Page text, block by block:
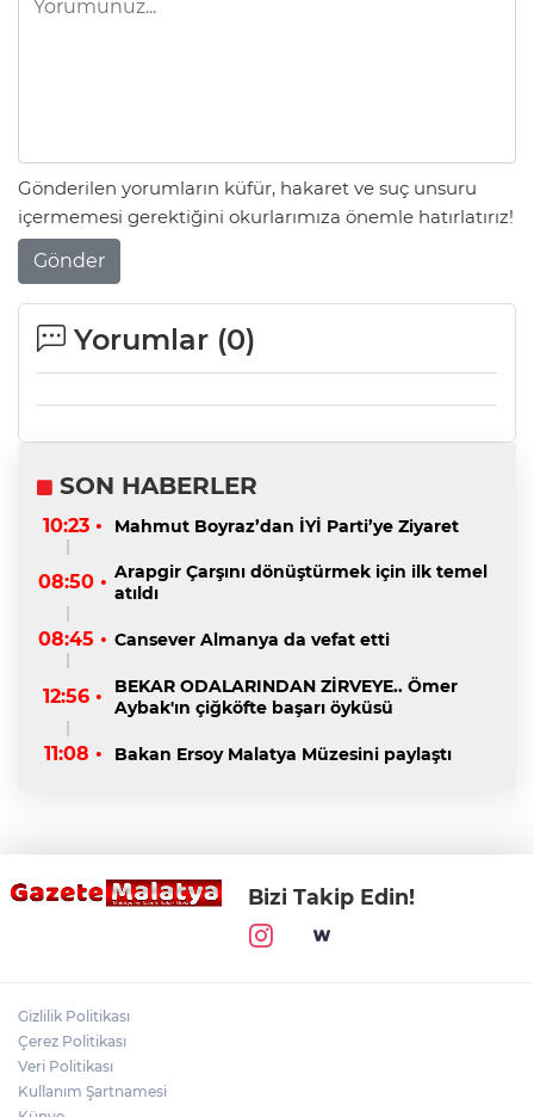
Gönderilen yorumların küfür, hakaret ve suç unsuru
içermemesi gerektiğini okurlarımıza önemle hatırlatırız!
Gönder
Yorumlar (0)
SON HABERLER
10:23 • Mahmut Boyraz’dan İYİ Parti’ye Ziyaret
08:50 • Arapgir Çarşını dönüştürmek için ilk temel
atıldı
08:45 • Cansever Almanya da vefat etti
12:56 •
BEKAR ODALARINDAN ZİRVEYE.. Ömer
Aybak'ın çiğköfte başarı öyküsü
11:08 • Bakan Ersoy Malatya Müzesini paylaştı
Bizi Takip Edin!
Gizlilik Politikası
Çerez Politikası
Veri Politikası
Kullanım Şartnamesi